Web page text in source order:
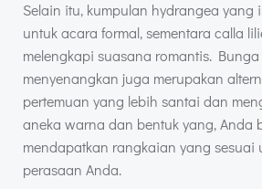
Selain itu, kumpulan hydrangea
untuk acara formal, sementara calla
melengkapi suasana romantis.
menyenangkan juga merupakan
pertemuan yang lebih santai dan
aneka warna dan bentuk yang, Anda
mendapatkan rangkaian yang sesuai
perasaan Anda.